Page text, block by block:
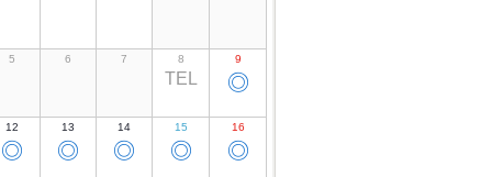
5 6 7 8
TEL
9
◎
12
◎
13
◎
14
◎
15
◎
16
◎